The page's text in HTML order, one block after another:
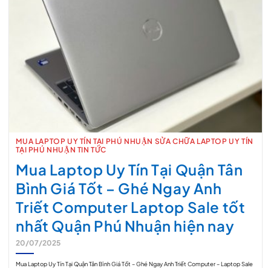
MUA LAPTOP UY TÍN TẠI PHÚ NHUẬN SỬA CHỮA LAPTOP UY TÍN
TẠI PHÚ NHUẬN TIN TỨC
Mua Laptop Uy Tín Tại Quận Tân
Bình Giá Tốt – Ghé Ngay Anh
Triết Computer Laptop Sale tốt
nhất Quận Phú Nhuận hiện nay
20/07/2025
Mua Laptop Uy Tín Tại Quận Tân Bình Giá Tốt – Ghé Ngay Anh Triết Computer – Laptop Sale